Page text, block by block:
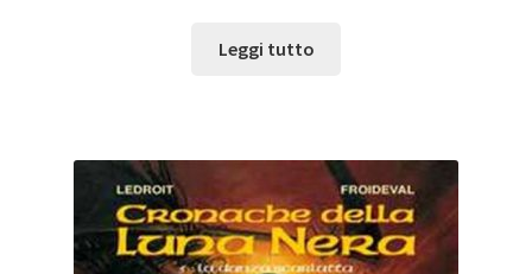
Leggi tutto